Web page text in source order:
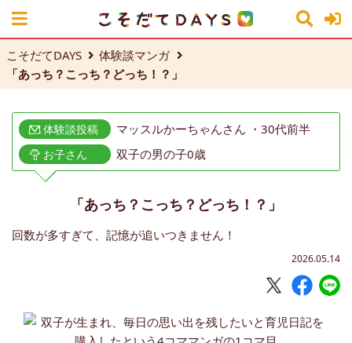
こそだてDAYS
体験談マンガ
「あっち？こっち？どっち！？」
体験談投稿 マッスルかーちゃんさん ・30代前半
お子さん 双子の男の子0歳
「あっち？こっち？どっち！？」
回数が多すぎて、記憶が追いつきません！
2026.05.14